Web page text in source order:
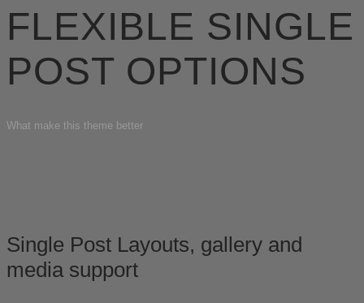
FLEXIBLE SINGLE
POST OPTIONS
What make this theme better
Single Post Layouts, gallery and
media support